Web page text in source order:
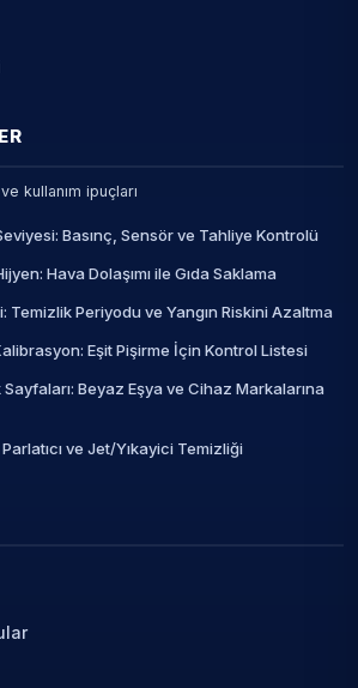
kullanım ipuçları
Basınç, Sensör ve Tahliye Kontrolü
Hava Dolaşımı ile Gıda Saklama
Temizlik Periyodu ve Yangın Riskini Azaltma
Kalibrasyon: Eşit Pişirme İçin Kontrol Listesi
Beyaz Eşya ve Cihaz Markalarına
ve Jet/Yıkayici Temizliği